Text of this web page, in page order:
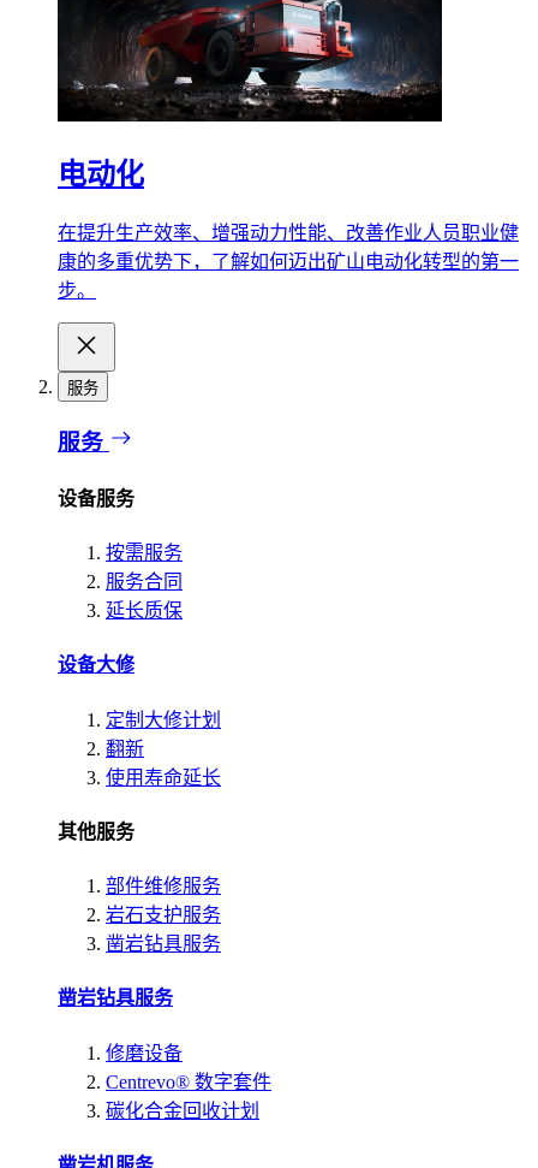
电动化
在提升生产效率、增强动力性能、改善作业人员职业健
康的多重优势下，了解如何迈出矿山电动化转型的第一
步。
服务
服务
设备服务
按需服务
服务合同
延长质保
设备大修
定制大修计划
翻新
使用寿命延长
其他服务
部件维修服务
岩石支护服务
凿岩钻具服务
凿岩钻具服务
修磨设备
Centrevo® 数字套件
碳化合金回收计划